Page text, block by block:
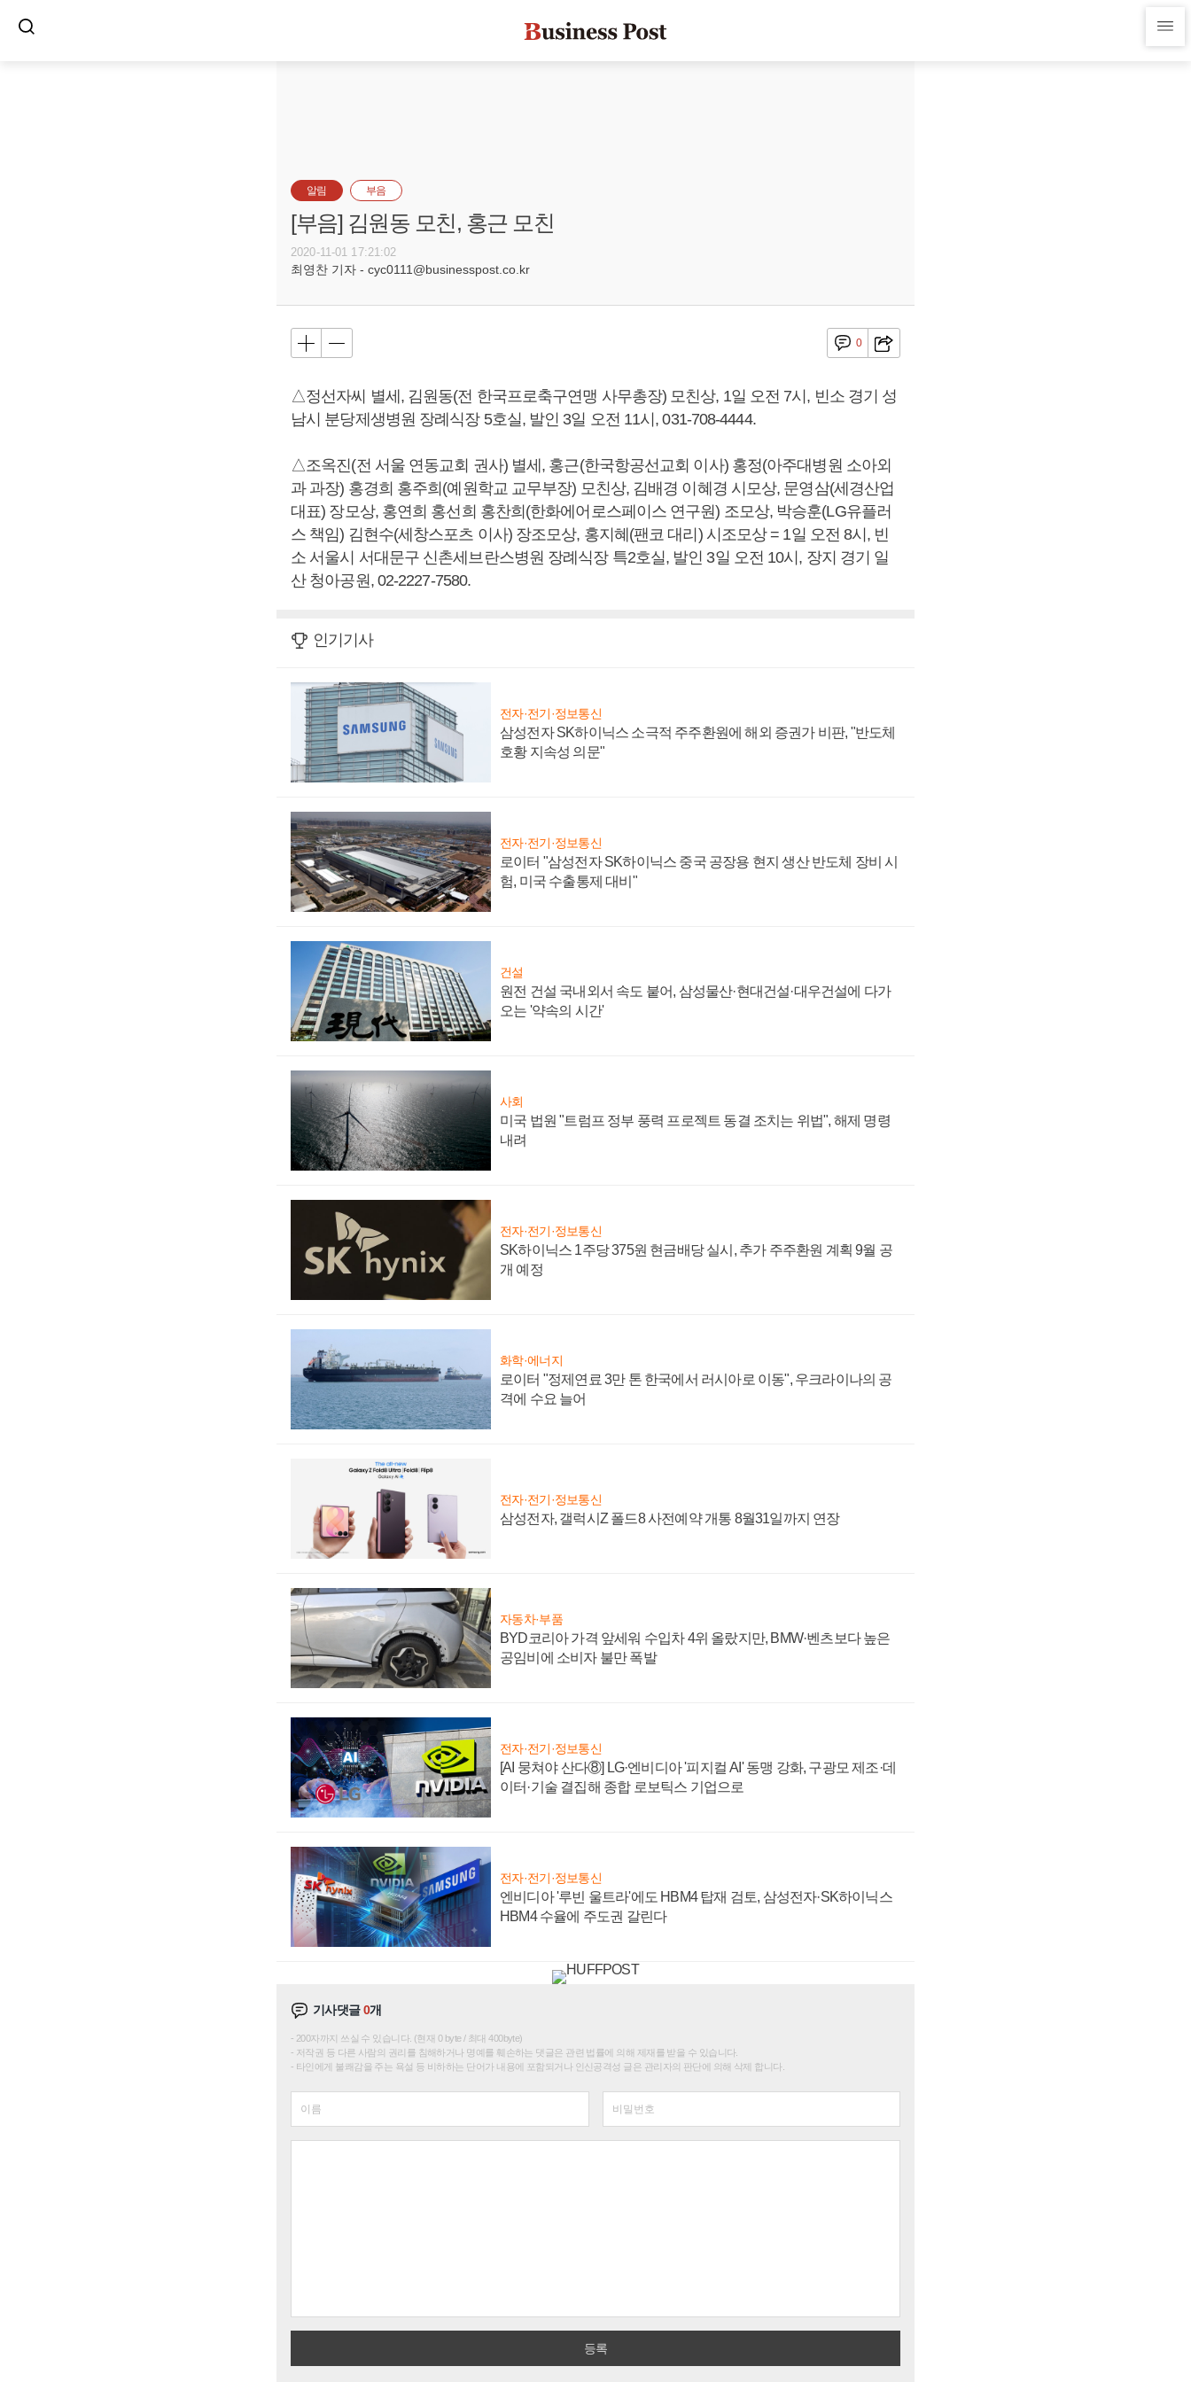
알림 부음
[부음] 김원동 모친, 홍근 모친
2020-11-01 17:21:02
최영찬 기자 - cyc0111@businesspost.co.kr
0
△정선자씨 별세, 김원동(전 한국프로축구연맹 사무총장) 모친상, 1일 오전 7시, 빈소 경기 성
남시 분당제생병원 장례식장 5호실, 발인 3일 오전 11시, 031-708-4444.
△조옥진(전 서울 연동교회 권사) 별세, 홍근(한국항공선교회 이사) 홍정(아주대병원 소아외
과 과장) 홍경희 홍주희(예원학교 교무부장) 모친상, 김배경 이혜경 시모상, 문영삼(세경산업
대표) 장모상, 홍연희 홍선희 홍찬희(한화에어로스페이스 연구원) 조모상, 박승훈(LG유플러
스 책임) 김현수(세창스포츠 이사) 장조모상, 홍지혜(팬코 대리) 시조모상 = 1일 오전 8시, 빈
소 서울시 서대문구 신촌세브란스병원 장례식장 특2호실, 발인 3일 오전 10시, 장지 경기 일
산 청아공원, 02-2227-7580.
인기기사
전자·전기·정보통신
삼성전자 SK하이닉스 소극적 주주환원에 해외 증권가 비판, "반도체
호황 지속성 의문"
전자·전기·정보통신
로이터 "삼성전자 SK하이닉스 중국 공장용 현지 생산 반도체 장비 시
험, 미국 수출통제 대비"
건설
원전 건설 국내외서 속도 붙어, 삼성물산·현대건설·대우건설에 다가
오는 '약속의 시간'
사회
미국 법원 "트럼프 정부 풍력 프로젝트 동결 조치는 위법", 해제 명령
내려
전자·전기·정보통신
SK하이닉스 1주당 375원 현금배당 실시, 추가 주주환원 계획 9월 공
개 예정
화학·에너지
로이터 "정제연료 3만 톤 한국에서 러시아로 이동", 우크라이나의 공
격에 수요 늘어
전자·전기·정보통신
삼성전자, 갤럭시Z 폴드8 사전예약 개통 8월31일까지 연장
자동차·부품
BYD코리아 가격 앞세워 수입차 4위 올랐지만, BMW·벤츠보다 높은
공임비에 소비자 불만 폭발
전자·전기·정보통신
[AI 뭉쳐야 산다⑧] LG·엔비디아 '피지컬 AI' 동맹 강화, 구광모 제조·데
이터·기술 결집해 종합 로보틱스 기업으로
전자·전기·정보통신
엔비디아 '루빈 울트라'에도 HBM4 탑재 검토, 삼성전자·SK하이닉스
HBM4 수율에 주도권 갈린다
기사댓글0개
200자까지 쓰실 수 있습니다. (현재 0 byte / 최대 400byte)
저작권 등 다른 사람의 권리를 침해하거나 명예를 훼손하는 댓글은 관련 법률에 의해 제재를 받을 수 있습니다.
타인에게 불쾌감을 주는 욕설 등 비하하는 단어가 내용에 포함되거나 인신공격성 글은 관리자의 판단에 의해 삭제 합니다.